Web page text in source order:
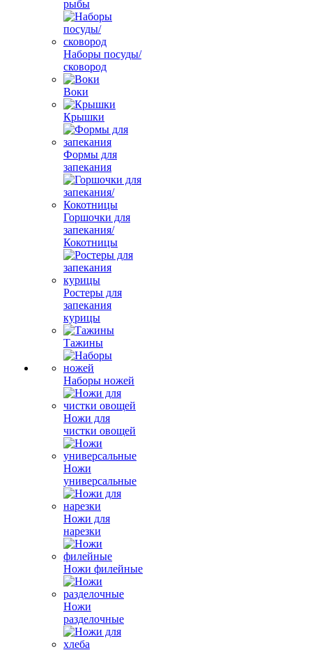
рыбы
Наборы посуды/
сковород
Воки
Крышки
Формы для
запекания
Горшочки для
запекания/
Кокотницы
Ростеры для
запекания
курицы
Тажины
Наборы ножей
Ножи для
чистки овощей
Ножи
универсальные
Ножи для
нарезки
Ножи филейные
Ножи
разделочные